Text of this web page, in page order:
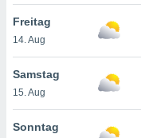
Freitag
14. Aug
Samstag
15. Aug
Sonntag